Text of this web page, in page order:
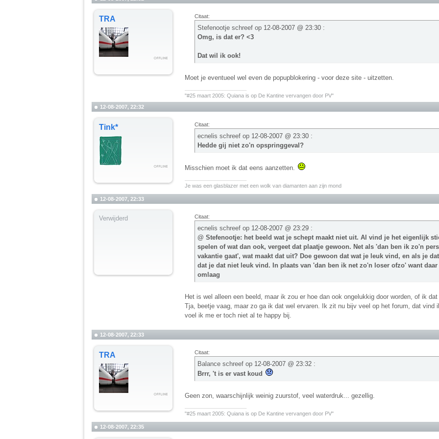
TRA Citaat:
Stefenootje schreef op 12-08-2007 @ 23:30 :
Omg, is dat er? <3
Dat wil ik ook!
Moet je eventueel wel even de popupblokering - voor deze site - uitzetten.
"#25 maart 2005: Quiana is op De Kantine vervangen door PV"
12-08-2007, 22:32
Tink* Citaat:
ecnelis schreef op 12-08-2007 @ 23:30 :
Hedde gij niet zo'n opspringgeval?
Misschien moet ik dat eens aanzetten.
Je was een glasblazer met een wolk van diamanten aan zijn mond
12-08-2007, 22:33
Verwijderd Citaat:
ecnelis schreef op 12-08-2007 @ 23:29 :
@ Stefenootje: het beeld wat je schept maakt niet uit. Al vind je het eigenlijk
spelen of wat dan ook, vergeet dat plaatje gewoon. Net als 'dan ben ik zo'n
vakantie gaat', wat maakt dat uit? Doe gewoon dat wat je leuk vind, en als je
dat je dat niet leuk vind. In plaats van 'dan ben ik net zo'n loser ofzo' want
omlaag
Het is wel alleen een beeld, maar ik zou er hoe dan ook ongelukkig door worden, of ik
Tja, beetje vaag, maar zo ga ik dat wel ervaren. Ik zit nu bijv veel op het forum, dat vind
voel ik me er toch niet al te happy bij.
12-08-2007, 22:33
TRA Citaat:
Balance schreef op 12-08-2007 @ 23:32 :
Brrr, 't is er vast koud
Geen zon, waarschijnlijk weinig zuurstof, veel waterdruk... gezellig.
"#25 maart 2005: Quiana is op De Kantine vervangen door PV"
12-08-2007, 22:35